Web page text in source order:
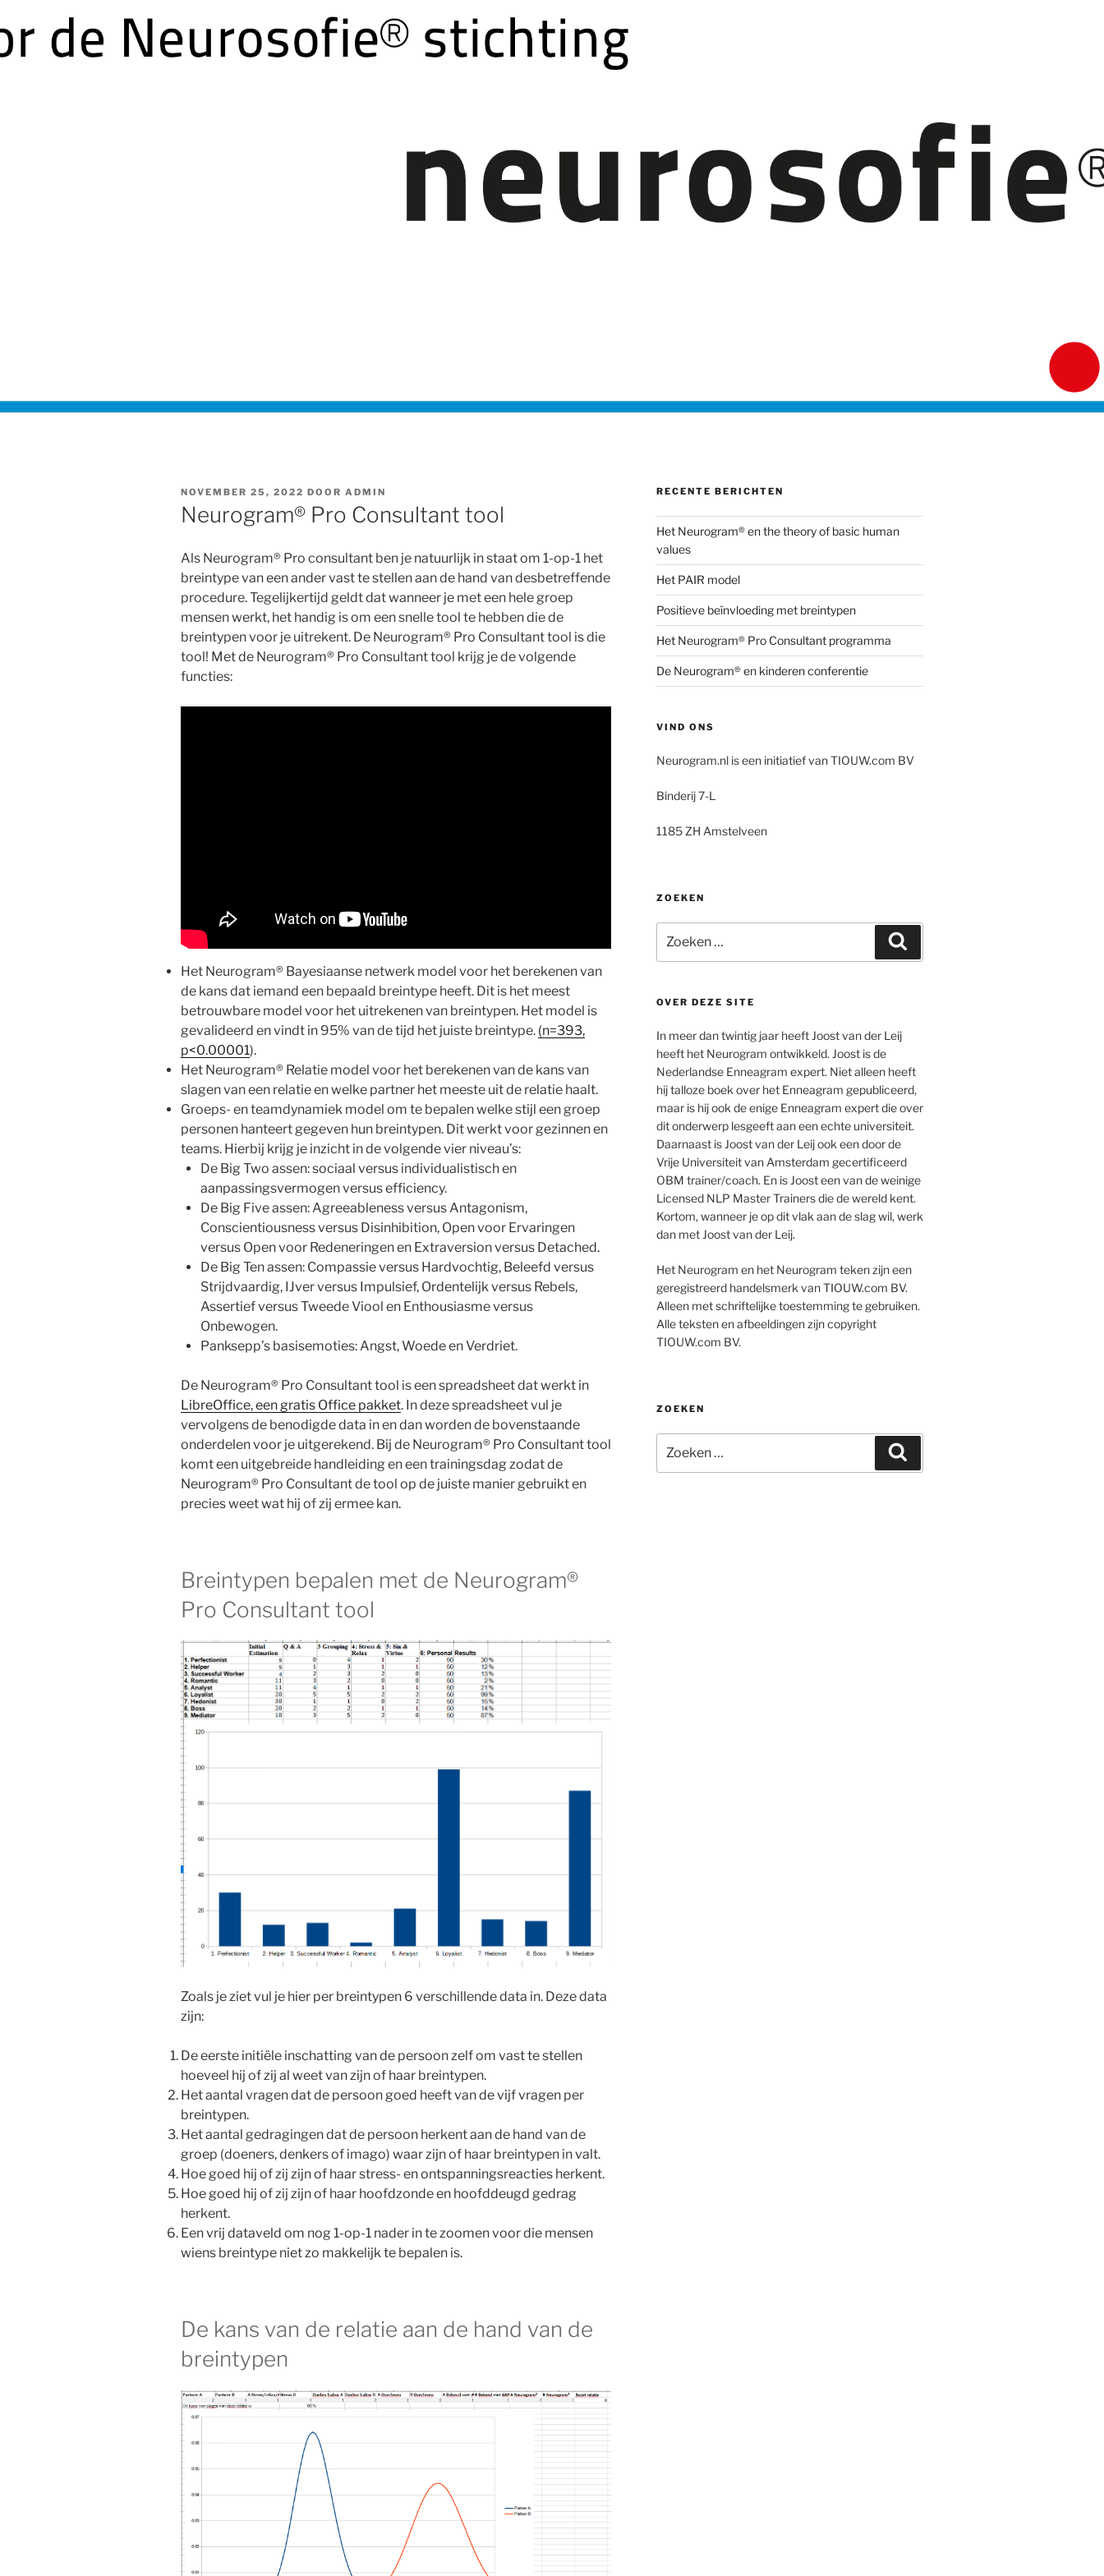
GEPLAATST
OP
NOVEMBER 25, 2022 DOOR ADMIN
Neurogram® Pro Consultant tool
Als Neurogram® Pro consultant ben je natuurlijk in staat om 1-op-1 het
breintype van een ander vast te stellen aan de hand van desbetreffende
procedure. Tegelijkertijd geldt dat wanneer je met een hele groep
mensen werkt, het handig is om een snelle tool te hebben die de
breintypen voor je uitrekent. De Neurogram® Pro Consultant tool is die
tool! Met de Neurogram® Pro Consultant tool krijg je de volgende
functies:
Het Neurogram® Bayesiaanse netwerk model voor het berekenen van
de kans dat iemand een bepaald breintype heeft. Dit is het meest
betrouwbare model voor het uitrekenen van breintypen. Het model is
gevalideerd en vindt in 95% van de tijd het juiste breintype. (n=393,
p<0.00001).
Het Neurogram® Relatie model voor het berekenen van de kans van
slagen van een relatie en welke partner het meeste uit de relatie haalt.
Groeps- en teamdynamiek model om te bepalen welke stijl een groep
personen hanteert gegeven hun breintypen. Dit werkt voor gezinnen en
teams. Hierbij krijg je inzicht in de volgende vier niveau’s:
De Big Two assen: sociaal versus individualistisch en
aanpassingsvermogen versus efficiency.
De Big Five assen: Agreeableness versus Antagonism,
Conscientiousness versus Disinhibition, Open voor Ervaringen
versus Open voor Redeneringen en Extraversion versus Detached.
De Big Ten assen: Compassie versus Hardvochtig, Beleefd versus
Strijdvaardig, IJver versus Impulsief, Ordentelijk versus Rebels,
Assertief versus Tweede Viool en Enthousiasme versus
Onbewogen.
Panksepp’s basisemoties: Angst, Woede en Verdriet.
De Neurogram® Pro Consultant tool is een spreadsheet dat werkt in
LibreOffice, een gratis Office pakket. In deze spreadsheet vul je
vervolgens de benodigde data in en dan worden de bovenstaande
onderdelen voor je uitgerekend. Bij de Neurogram® Pro Consultant tool
komt een uitgebreide handleiding en een trainingsdag zodat de
Neurogram® Pro Consultant de tool op de juiste manier gebruikt en
precies weet wat hij of zij ermee kan.
Breintypen bepalen met de Neurogram®
Pro Consultant tool
Zoals je ziet vul je hier per breintypen 6 verschillende data in. Deze data
zijn:
De eerste initiële inschatting van de persoon zelf om vast te stellen
hoeveel hij of zij al weet van zijn of haar breintypen.
Het aantal vragen dat de persoon goed heeft van de vijf vragen per
breintypen.
Het aantal gedragingen dat de persoon herkent aan de hand van de
groep (doeners, denkers of imago) waar zijn of haar breintypen in valt.
Hoe goed hij of zij zijn of haar stress- en ontspanningsreacties herkent.
Hoe goed hij of zij zijn of haar hoofdzonde en hoofddeugd gedrag
herkent.
Een vrij dataveld om nog 1-op-1 nader in te zoomen voor die mensen
wiens breintype niet zo makkelijk te bepalen is.
De kans van de relatie aan de hand van de
breintypen
RECENTE BERICHTEN
Het Neurogram® en the theory of basic human
values
Het PAIR model
Positieve beïnvloeding met breintypen
Het Neurogram® Pro Consultant programma
De Neurogram® en kinderen conferentie
VIND ONS
Neurogram.nl is een initiatief van TIOUW.com BV
Binderij 7-L
1185 ZH Amstelveen
ZOEKEN
naar:
OVER DEZE SITE
In meer dan twintig jaar heeft Joost van der Leij
heeft het Neurogram ontwikkeld. Joost is de
Nederlandse Enneagram expert. Niet alleen heeft
hij talloze boek over het Enneagram gepubliceerd,
maar is hij ook de enige Enneagram expert die over
dit onderwerp lesgeeft aan een echte universiteit.
Daarnaast is Joost van der Leij ook een door de
Vrije Universiteit van Amsterdam gecertificeerd
OBM trainer/coach. En is Joost een van de weinige
Licensed NLP Master Trainers die de wereld kent.
Kortom, wanneer je op dit vlak aan de slag wil, werk
dan met Joost van der Leij.
Het Neurogram en het Neurogram teken zijn een
geregistreerd handelsmerk van TIOUW.com BV.
Alleen met schriftelijke toestemming te gebruiken.
Alle teksten en afbeeldingen zijn copyright
TIOUW.com BV.
ZOEKEN
naar: